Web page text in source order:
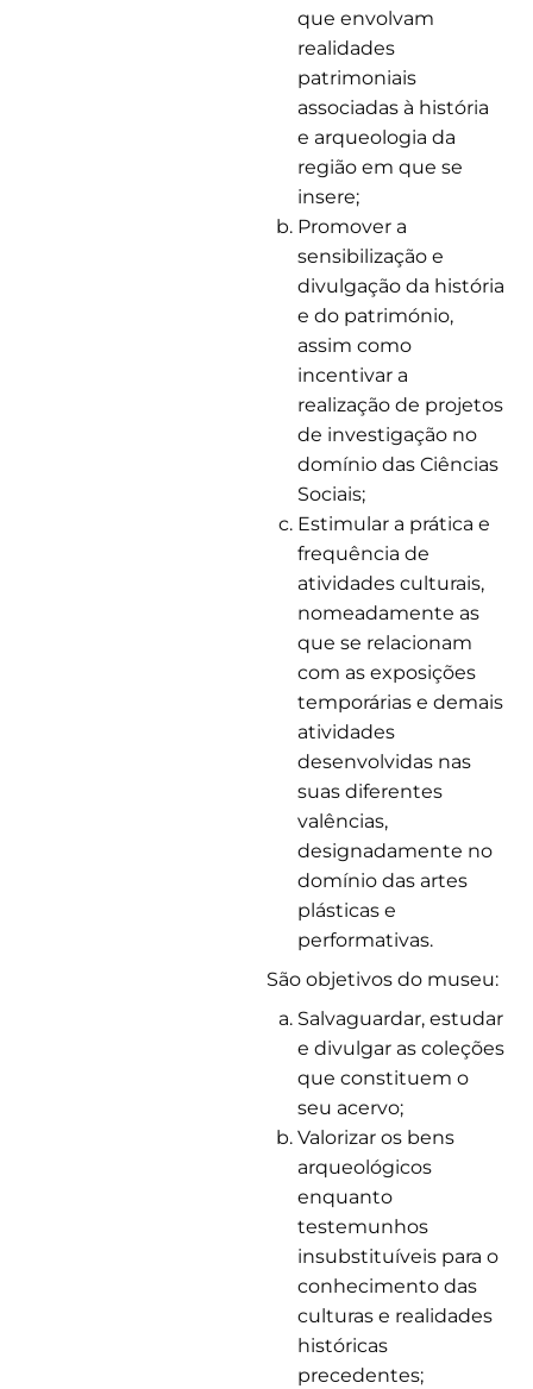
que envolvam
realidades
patrimoniais
associadas à história
e arqueologia da
região em que se
insere;
Promover a
sensibilização e
divulgação da história
e do património,
assim como
incentivar a
realização de projetos
de investigação no
domínio das Ciências
Sociais;
Estimular a prática e
frequência de
atividades culturais,
nomeadamente as
que se relacionam
com as exposições
temporárias e demais
atividades
desenvolvidas nas
suas diferentes
valências,
designadamente no
domínio das artes
plásticas e
performativas.
São objetivos do museu:
Salvaguardar, estudar
e divulgar as coleções
que constituem o
seu acervo;
Valorizar os bens
arqueológicos
enquanto
testemunhos
insubstituíveis para o
conhecimento das
culturas e realidades
históricas
precedentes;